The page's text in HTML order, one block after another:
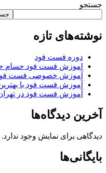
جستجو
نوشته‌های تازه
دوره فست فود
اموزش فست فود حسام
آموزش خصوصی فست
آموزش فست فود با بهترین
آموزش فست فود در
آخرین دیدگاه‌ها
دیدگاهی برای نمایش وجود ندارد.
بایگانی‌ها